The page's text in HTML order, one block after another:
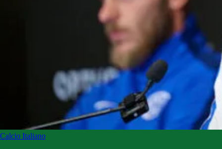
Calcio Italiano